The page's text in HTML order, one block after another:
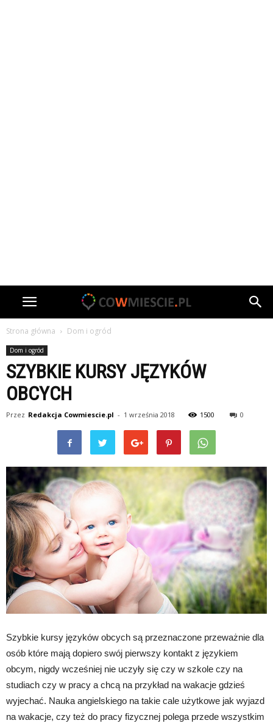
Strona główna Dom i ogród
Dom i ogród
SZYBKIE KURSY JĘZYKÓW
OBCYCH
Przez Redakcja Cowmiescie.pl - 1 września 2018 1500 0
Szybkie kursy języków obcych są przeznaczone przeważnie dla
osób które mają dopiero swój pierwszy kontakt z językiem
obcym, nigdy wcześniej nie uczyły się czy w szkole czy na
studiach czy w pracy a chcą na przykład na wakacje gdzieś
wyjechać. Nauka angielskiego na takie cale użytkowe jak wyjazd
na wakacje, czy też do pracy fizycznej polega przede wszystkim